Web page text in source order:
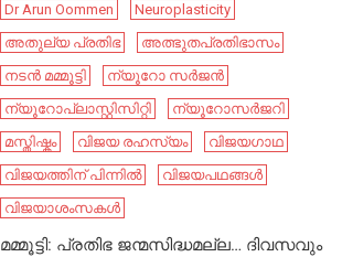
Dr Arun Oommen
Neuroplasticity
അതുല്യ പ്രതിഭ
അത്ഭുതപ്രതിഭാസം
നടൻ മമ്മൂട്ടി
ന്യൂറോ സർജൻ
ന്യൂറോപ്ലാസ്റ്റിസിറ്റി
ന്യൂറോസർജറി
മസ്തിഷ്കം
വിജയ രഹസ്യം
വിജയഗാഥ
വിജയത്തിന് പിന്നിൽ
വിജയപഥങ്ങൾ
വിജയാശംസകൾ
മമ്മൂട്ടി: പ്രതിഭ ജന്മസിദ്ധമല്ല… ദിവസവും